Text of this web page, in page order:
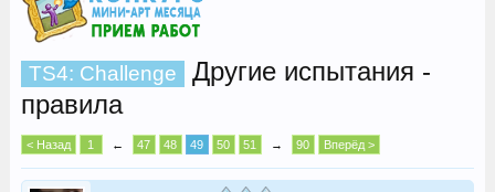
TS4: Challenge
Другие испытания -
правила
< Назад 1 ← 47 48 49 50 51 → 90 Вперёд >